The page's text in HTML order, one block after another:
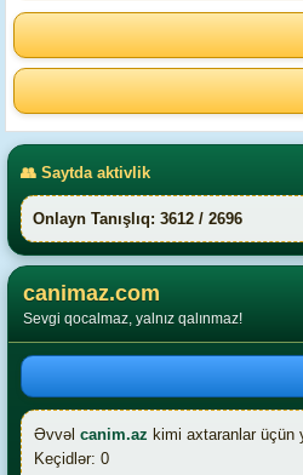
👥 Saytda aktivlik
Onlayn Tanışlıq: 3612 / 2696
canimaz.com
Sevgi qocalmaz, yalnız qalınmaz!
Əvvəl canim.az kimi axtaranlar üçün
Keçidlər: 0